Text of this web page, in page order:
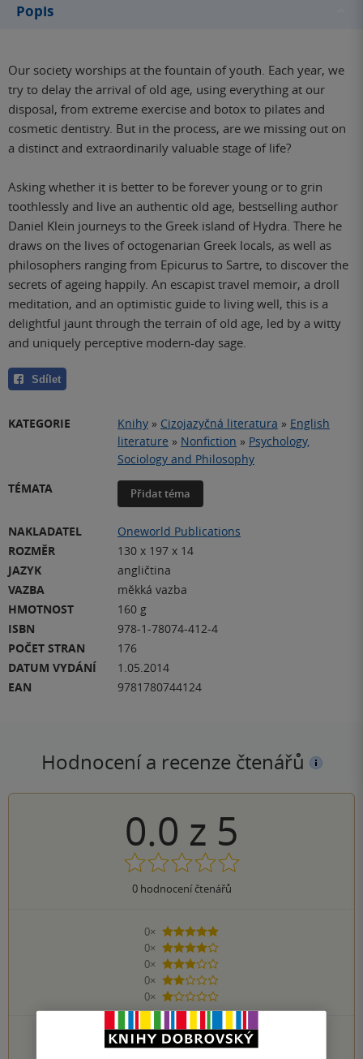
Popis
Our society worships at the fountain of youth. Each year, we
try to delay the arrival of old age, using everything at our
disposal, from extreme exercise and botox to pilates and
cosmetic dentistry. But in the process, are we missing out on
a distinct and extraordinarily valuable stage of life?
Asking whether it is better to be forever young or to grin
toothlessly and live an authentic old age, bestselling author
Daniel Klein journeys to the Greek island of Hydra. There he
draws on the lives of octogenarian Greek locals, as well as
philosophers ranging from Epicurus to Sartre, to discover the
secrets of ageing happily. An escapist travel memoir, a droll
meditation, and an optimistic guide to living well, this is a
delightful jaunt through the terrain of old age, led by a witty
and uniquely perceptive modern-day sage.
Sdílet
KATEGORIE Knihy » Cizojazyčná literatura » English
literature » Nonfiction » Psychology,
Sociology and Philosophy
TÉMATA
Přidat téma
NAKLADATEL
Oneworld Publications
ROZMĚR
130 x 197 x 14
JAZYK
angličtina
VAZBA
měkká vazba
HMOTNOST
160 g
ISBN
978-1-78074-412-4
POČET STRAN
176
DATUM VYDÁNÍ
1.05.2014
EAN
9781780744124
Hodnocení a recenze čtenářů
0.0 z 5
0hodnocení čtenářů
0×
5 hvězdiček
0×
4 hvězdičky
0×
3 hvězdičky
0×
2 hvězdičky
0×
1 hvezdička
PŘIDEJTE SVÉ HODNOCENÍ KNIHY